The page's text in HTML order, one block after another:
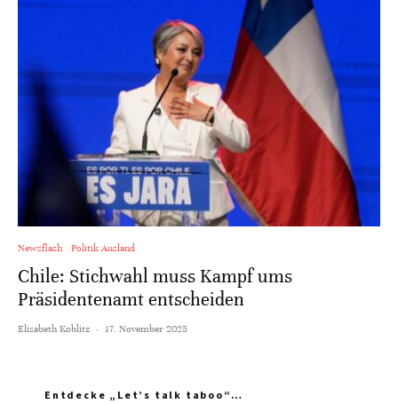
Newsflash Politik Ausland
Chile: Stichwahl muss Kampf ums
Präsidentenamt entscheiden
Elisabeth Koblitz · 17. November 2025
Entdecke „Let’s talk taboo“…